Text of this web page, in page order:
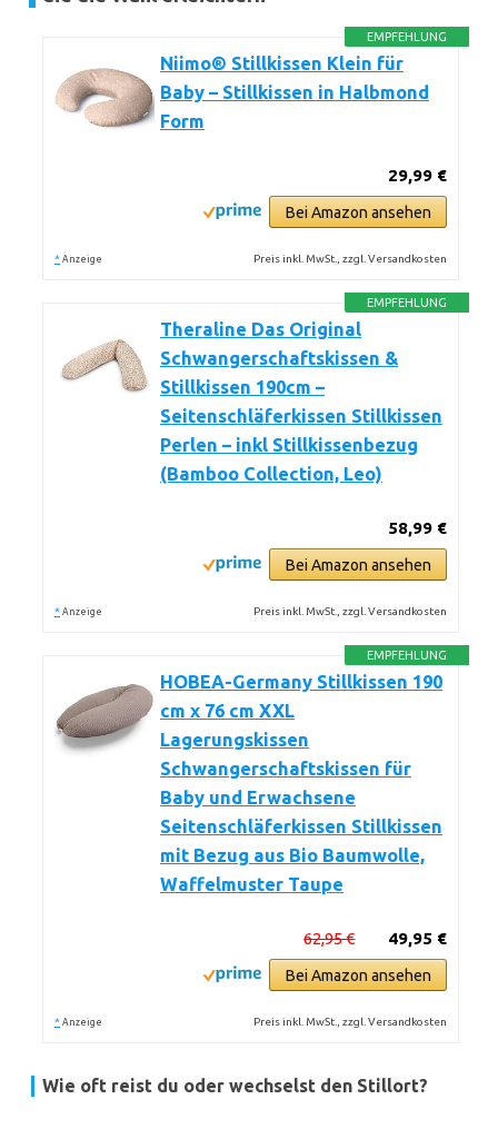
EMPFEHLUNG
Niimo® Stillkissen Klein für
Baby – Stillkissen in Halbmond
Form
29,99 €
Bei Amazon ansehen
* Anzeige Preis inkl. MwSt., zzgl. Versandkosten
EMPFEHLUNG
Theraline Das Original
Schwangerschaftskissen &
Stillkissen 190cm –
Seitenschläferkissen Stillkissen
Perlen – inkl Stillkissenbezug
(Bamboo Collection, Leo)
58,99 €
Bei Amazon ansehen
* Anzeige Preis inkl. MwSt., zzgl. Versandkosten
EMPFEHLUNG
HOBEA-Germany Stillkissen 190
cm x 76 cm XXL
Lagerungskissen
Schwangerschaftskissen für
Baby und Erwachsene
Seitenschläferkissen Stillkissen
mit Bezug aus Bio Baumwolle,
Waffelmuster Taupe
49,95 €
62,95 €
Bei Amazon ansehen
* Anzeige Preis inkl. MwSt., zzgl. Versandkosten
Wie oft reist du oder wechselst den Stillort?